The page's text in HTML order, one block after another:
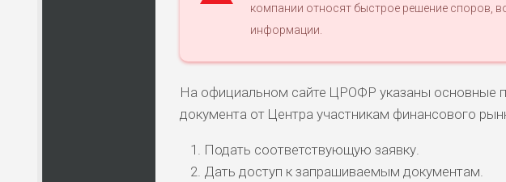
компании относят быстрое решение споров,
информации.
На официальном сайте ЦРОФР указаны основные
документа от Центра участникам финансового
Подать соответствующую заявку.
Дать доступ к запрашиваемым документам.